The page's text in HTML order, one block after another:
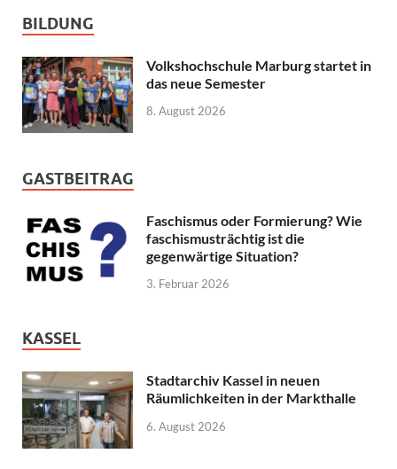
BILDUNG
Volkshochschule Marburg startet in
das neue Semester
8. August 2026
GASTBEITRAG
Faschismus oder Formierung? Wie
faschismusträchtig ist die
gegenwärtige Situation?
3. Februar 2026
KASSEL
Stadtarchiv Kassel in neuen
Räumlichkeiten in der Markthalle
6. August 2026